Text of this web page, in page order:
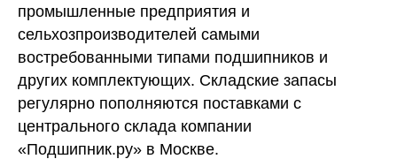
промышленные предприятия и
сельхозпроизводителей самыми
востребованными типами подшипников и
других комплектующих. Складские запасы
регулярно пополняются поставками с
центрального склада компании
«Подшипник.ру» в Москве.